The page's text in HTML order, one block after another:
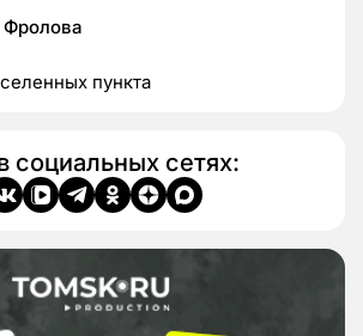
пункта
социальных сетях: